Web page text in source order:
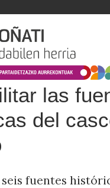
las
del
fuentes